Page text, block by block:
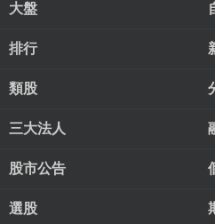
大盤
排行
類股
三大法人
股市公告
選股